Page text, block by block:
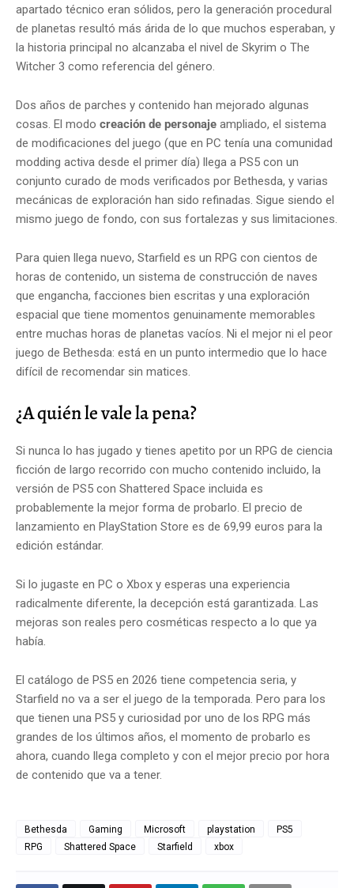
apartado técnico eran sólidos, pero la generación procedural
de planetas resultó más árida de lo que muchos esperaban, y
la historia principal no alcanzaba el nivel de Skyrim o The
Witcher 3 como referencia del género.
Dos años de parches y contenido han mejorado algunas
cosas. El modo creación de personaje ampliado, el sistema
de modificaciones del juego (que en PC tenía una comunidad
modding activa desde el primer día) llega a PS5 con un
conjunto curado de mods verificados por Bethesda, y varias
mecánicas de exploración han sido refinadas. Sigue siendo el
mismo juego de fondo, con sus fortalezas y sus limitaciones.
Para quien llega nuevo, Starfield es un RPG con cientos de
horas de contenido, un sistema de construcción de naves
que engancha, facciones bien escritas y una exploración
espacial que tiene momentos genuinamente memorables
entre muchas horas de planetas vacíos. Ni el mejor ni el peor
juego de Bethesda: está en un punto intermedio que lo hace
difícil de recomendar sin matices.
¿A quién le vale la pena?
Si nunca lo has jugado y tienes apetito por un RPG de ciencia
ficción de largo recorrido con mucho contenido incluido, la
versión de PS5 con Shattered Space incluida es
probablemente la mejor forma de probarlo. El precio de
lanzamiento en PlayStation Store es de 69,99 euros para la
edición estándar.
Si lo jugaste en PC o Xbox y esperas una experiencia
radicalmente diferente, la decepción está garantizada. Las
mejoras son reales pero cosméticas respecto a lo que ya
había.
El catálogo de PS5 en 2026 tiene competencia seria, y
Starfield no va a ser el juego de la temporada. Pero para los
que tienen una PS5 y curiosidad por uno de los RPG más
grandes de los últimos años, el momento de probarlo es
ahora, cuando llega completo y con el mejor precio por hora
de contenido que va a tener.
Bethesda Gaming Microsoft playstation
PS5
RPG
Shattered Space Starfield xbox